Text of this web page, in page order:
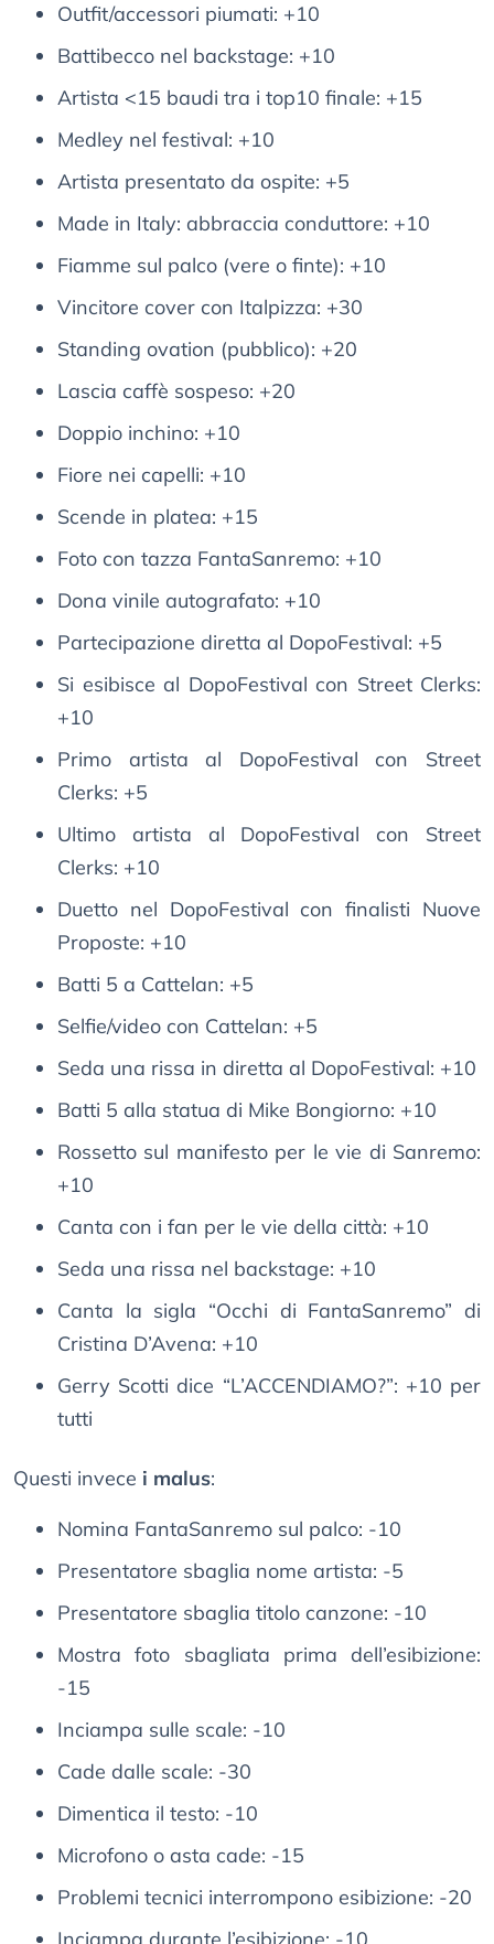
Outfit/accessori piumati: +10
Battibecco nel backstage: +10
Artista <15 baudi tra i top10 finale: +15
Medley nel festival: +10
Artista presentato da ospite: +5
Made in Italy: abbraccia conduttore: +10
Fiamme sul palco (vere o finte): +10
Vincitore cover con Italpizza: +30
Standing ovation (pubblico): +20
Lascia caffè sospeso: +20
Doppio inchino: +10
Fiore nei capelli: +10
Scende in platea: +15
Foto con tazza FantaSanremo: +10
Dona vinile autografato: +10
Partecipazione diretta al DopoFestival: +5
Si esibisce al DopoFestival con Street Clerks:
+10
Primo artista al DopoFestival con Street
Clerks: +5
Ultimo artista al DopoFestival con Street
Clerks: +10
Duetto nel DopoFestival con finalisti Nuove
Proposte: +10
Batti 5 a Cattelan: +5
Selfie/video con Cattelan: +5
Seda una rissa in diretta al DopoFestival: +10
Batti 5 alla statua di Mike Bongiorno: +10
Rossetto sul manifesto per le vie di Sanremo:
+10
Canta con i fan per le vie della città: +10
Seda una rissa nel backstage: +10
Canta la sigla “Occhi di FantaSanremo” di
Cristina D’Avena: +10
Gerry Scotti dice “L’ACCENDIAMO?”: +10 per
tutti
Questi invece i malus:
Nomina FantaSanremo sul palco: -10
Presentatore sbaglia nome artista: -5
Presentatore sbaglia titolo canzone: -10
Mostra foto sbagliata prima dell’esibizione:
-15
Inciampa sulle scale: -10
Cade dalle scale: -30
Dimentica il testo: -10
Microfono o asta cade: -15
Problemi tecnici interrompono esibizione: -20